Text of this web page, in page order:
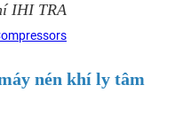
IHI TRA
nén khí ly tâm